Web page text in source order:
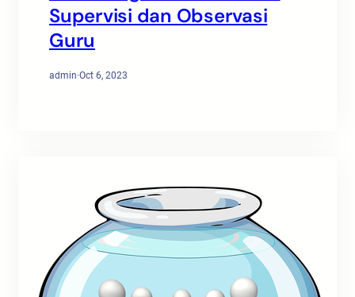
Supervisi dan Observasi
Guru
admin·Oct 6, 2023